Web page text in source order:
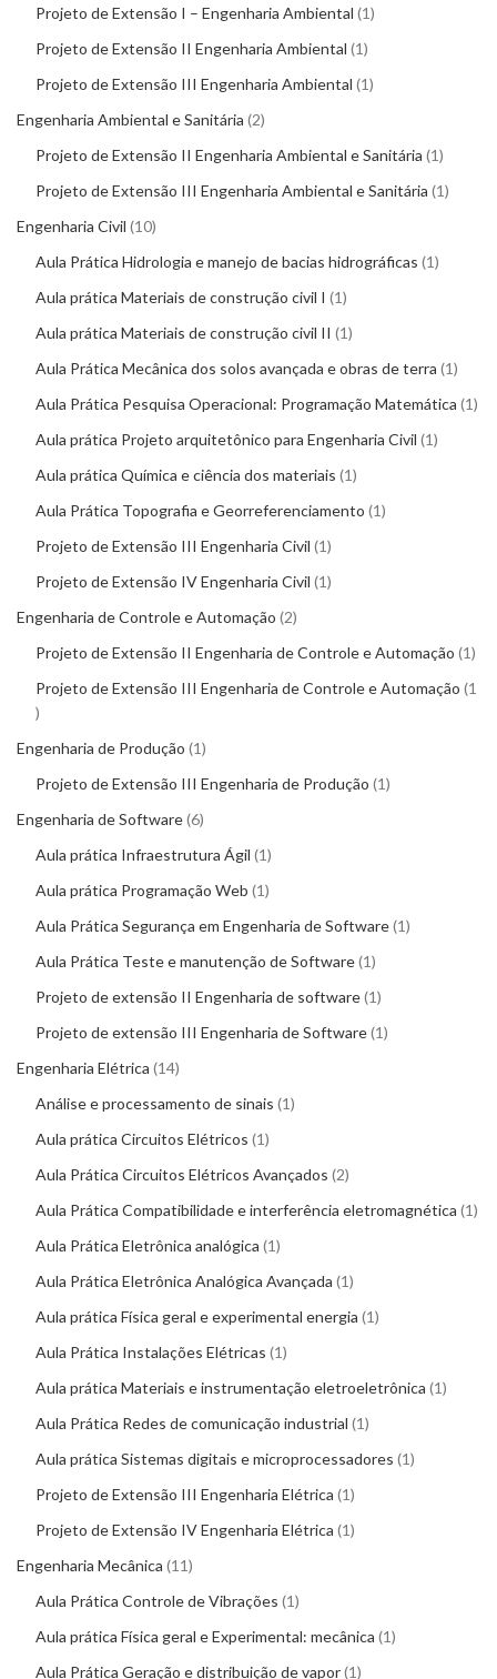
Projeto de Extensão I – Engenharia Ambiental 1
Projeto de Extensão II Engenharia Ambiental 1
Projeto de Extensão III Engenharia Ambiental 1
Engenharia Ambiental e Sanitária 2
Projeto de Extensão II Engenharia Ambiental e Sanitária 1
Projeto de Extensão III Engenharia Ambiental e Sanitária 1
Engenharia Civil 10
Aula Prática Hidrologia e manejo de bacias hidrográficas 1
Aula prática Materiais de construção civil I 1
Aula prática Materiais de construção civil II 1
Aula Prática Mecânica dos solos avançada e obras de terra 1
Aula Prática Pesquisa Operacional: Programação Matemática 1
Aula prática Projeto arquitetônico para Engenharia Civil 1
Aula prática Química e ciência dos materiais 1
Aula Prática Topografia e Georreferenciamento 1
Projeto de Extensão III Engenharia Civil 1
Projeto de Extensão IV Engenharia Civil 1
Engenharia de Controle e Automação 2
Projeto de Extensão II Engenharia de Controle e Automação 1
Projeto de Extensão III Engenharia de Controle e Automação 1
Engenharia de Produção 1
Projeto de Extensão III Engenharia de Produção 1
Engenharia de Software 6
Aula prática Infraestrutura Ágil 1
Aula prática Programação Web 1
Aula Prática Segurança em Engenharia de Software 1
Aula Prática Teste e manutenção de Software 1
Projeto de extensão II Engenharia de software 1
Projeto de extensão III Engenharia de Software 1
Engenharia Elétrica 14
Análise e processamento de sinais 1
Aula prática Circuitos Elétricos 1
Aula Prática Circuitos Elétricos Avançados 2
Aula Prática Compatibilidade e interferência eletromagnética 1
Aula Prática Eletrônica analógica 1
Aula Prática Eletrônica Analógica Avançada 1
Aula prática Física geral e experimental energia 1
Aula Prática Instalações Elétricas 1
Aula prática Materiais e instrumentação eletroeletrônica 1
Aula Prática Redes de comunicação industrial 1
Aula prática Sistemas digitais e microprocessadores 1
Projeto de Extensão III Engenharia Elétrica 1
Projeto de Extensão IV Engenharia Elétrica 1
Engenharia Mecânica 11
Aula Prática Controle de Vibrações 1
Aula prática Física geral e Experimental: mecânica 1
Aula Prática Geração e distribuição de vapor 1